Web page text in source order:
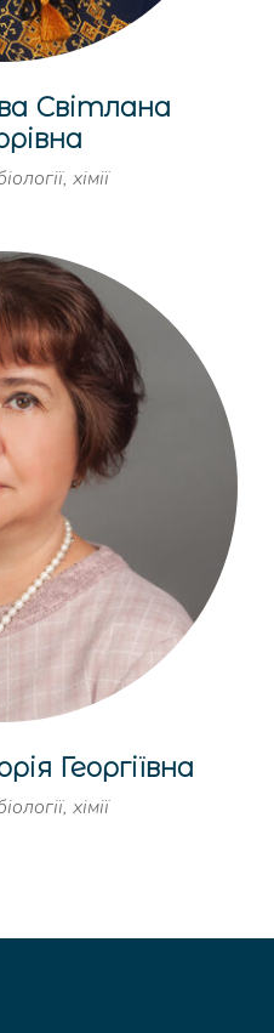
Світлана
хімії
Георгіївна
хімії